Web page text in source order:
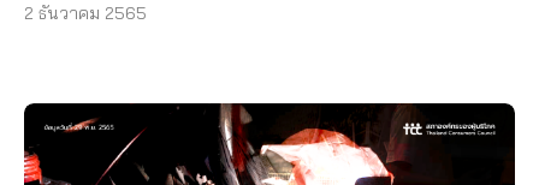
2 ธันวาคม 2565